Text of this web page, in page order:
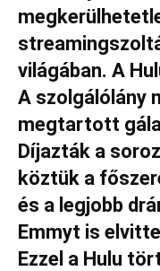
világában. A
A szolgálólány
megtartott
Díjazták a
köztük a
és a legjobb
Emmyt is
Ezzel a Hulu